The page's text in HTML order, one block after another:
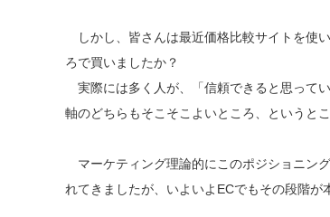
しかし、皆さんは最近価格比較サイトを使
ろで買いましたか？
実際には多く人が、「信頼できると思って
軸のどちらもそこそこよいところ、というとこ
マーケティング理論的にこのポジショニン
れてきましたが、いよいよECでもその段階が